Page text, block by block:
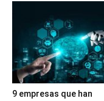
9 empresas que han